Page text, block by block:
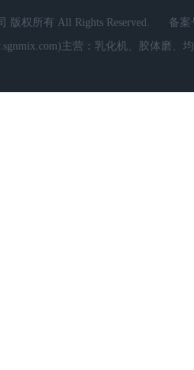
版权所有 All Rights Reserved.
备案
主营：乳化机、胶体磨